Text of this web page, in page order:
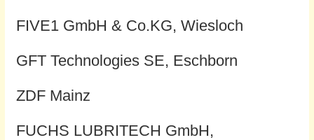
FIVE1 GmbH & Co.KG, Wiesloch
GFT Technologies SE, Eschborn
ZDF Mainz
FUCHS LUBRITECH GmbH,